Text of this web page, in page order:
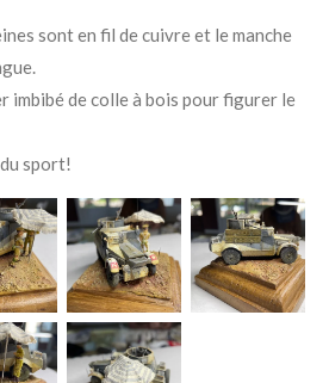
sont en fil de cuivre et le manche
imbibé de colle à bois pour figurer le
sport!